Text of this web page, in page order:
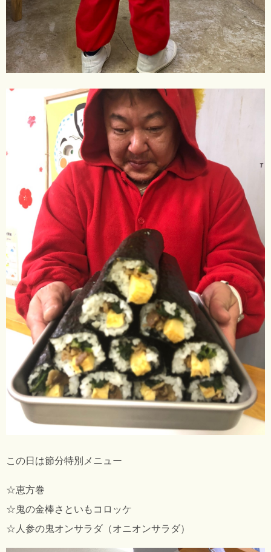
この日は節分特別メニュー
☆恵方巻
☆鬼の金棒さといもコロッケ
☆人参の鬼オンサラダ（オニオンサラダ）